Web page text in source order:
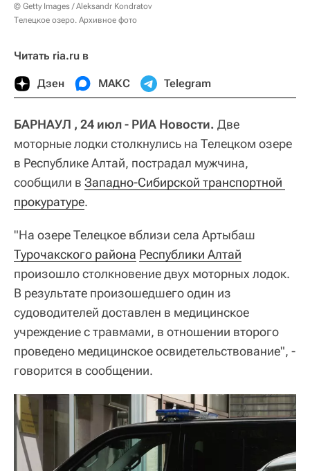
© Getty Images / Aleksandr Kondratov
Телецкое озеро. Архивное фото
Читать ria.ru в
Дзен МАКС Telegram
БАРНАУЛ , 24 июл - РИА Новости. Две
моторные лодки столкнулись на Телецком озере
в Республике Алтай, пострадал мужчина,
сообщили в Западно-Сибирской транспортной
прокуратуре.
"На озере Телецкое вблизи села Артыбаш
Турочакского района Республики Алтай
произошло столкновение двух моторных лодок.
В результате произошедшего один из
судоводителей доставлен в медицинское
учреждение с травмами, в отношении второго
проведено медицинское освидетельствование", -
говорится в сообщении.